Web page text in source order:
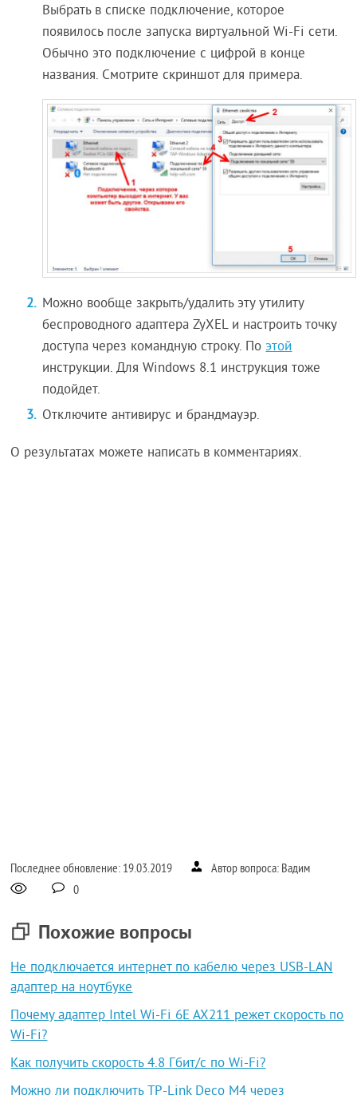
Выбрать в списке подключение, которое
появилось после запуска виртуальной Wi-Fi сети.
Обычно это подключение с цифрой в конце
названия. Смотрите скриншот для примера.
Можно вообще закрыть/удалить эту утилиту
беспроводного адаптера ZyXEL и настроить точку
доступа через командную строку. Поэтой
инструкции. Для Windows 8.1 инструкция тоже
подойдет.
Отключите антивирус и брандмауэр.
О результатах можете написать в комментариях.
Последнее обновление: 19.03.2019
Автор вопроса: Вадим
0
Похожие вопросы
Не подключается интернет по кабелю через USB-LAN
адаптер на ноутбуке
Почему адаптер Intel Wi-Fi 6E AX211 режет скорость по
Wi-Fi?
Как получить скорость 4.8 Гбит/с по Wi-Fi?
Можно ли подключить TP-Link Deco M4 через